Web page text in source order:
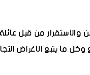
من قبل
ما يتبع الاغراض